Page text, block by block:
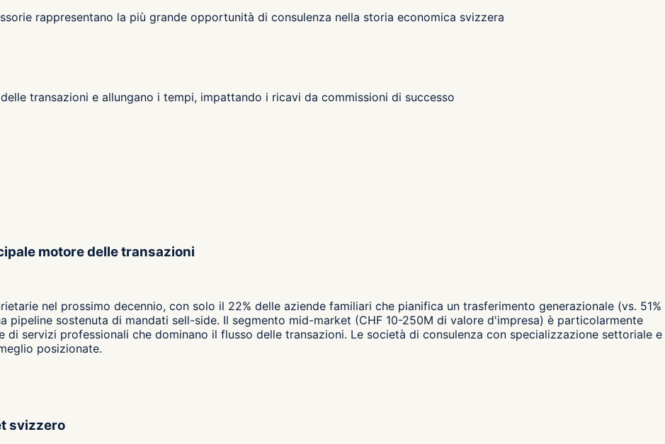
rappresentano la più grande opportunità di consulenza nella storia economica svizzera
transazioni e allungano i tempi, impattando i ricavi da commissioni di successo
motore delle transazioni
nel prossimo decennio, con solo il 22% delle aziende familiari che pianifica un trasferimento generazionale (vs. 51%
pipeline sostenuta di mandati sell-side. Il segmento mid-market (CHF 10-250M di valore d'impresa) è particolarmente
servizi professionali che dominano il flusso delle transazioni. Le società di consulenza con specializzazione settoriale e
posizionate.
svizzero